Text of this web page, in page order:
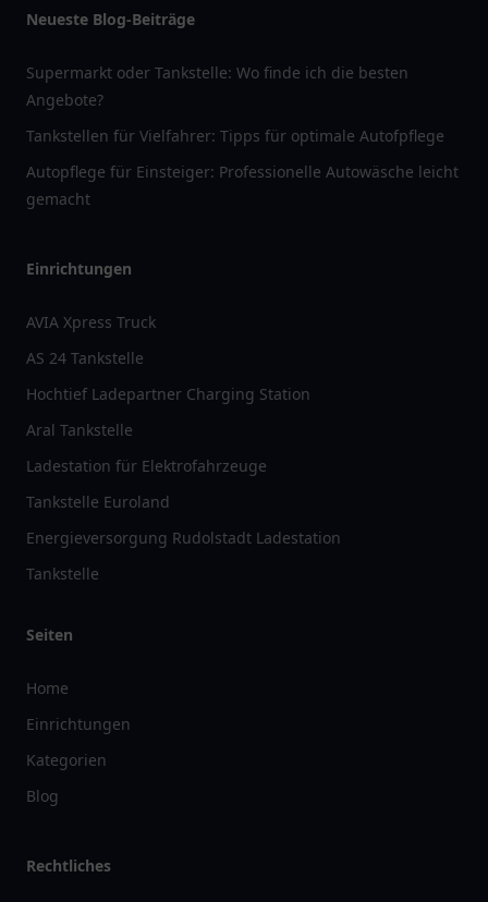
Neueste Blog-Beiträge
Supermarkt oder Tankstelle: Wo finde ich die besten
Angebote?
Tankstellen für Vielfahrer: Tipps für optimale Autofpflege
Autopflege für Einsteiger: Professionelle Autowäsche leicht
gemacht
Einrichtungen
AVIA Xpress Truck
AS 24 Tankstelle
Hochtief Ladepartner Charging Station
Aral Tankstelle
Ladestation für Elektrofahrzeuge
Tankstelle Euroland
Energieversorgung Rudolstadt Ladestation
Tankstelle
Seiten
Home
Einrichtungen
Kategorien
Blog
Rechtliches